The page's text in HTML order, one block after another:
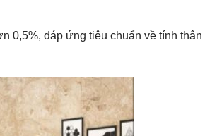
0,5%, đáp ứng tiêu chuẩn về tính thân